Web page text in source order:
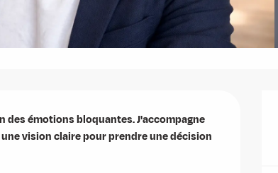
émotions bloquantes. J'accompagne
vision claire pour prendre une décision